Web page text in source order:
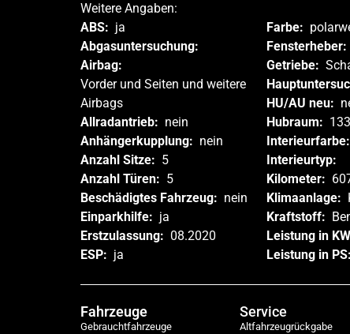
Weitere Angaben:
ABS: ja
Abgasuntersuchung:
Airbag:
Vorder und Seiten und weitere
Airbags
Allradantrieb: nein
Anhängerkupplung: nein
Anzahl Sitze: 5
Anzahl Türen: 5
Beschädigtes Fahrzeug: nein
Einparkhilfe: ja
Erstzulassung: 08.2020
ESP: ja
Farbe:
Fensterheber:
Getriebe:
HU/AU neu:
Hubraum:
Interieurfarbe:
Interieurtyp:
Kilometer:
Klimaanlage:
Kraftstoff:
Leistung in
Leistung in PS:
Fahrzeuge
Gebrauchtfahrzeuge
Service
Altfahrzeugrückgabe